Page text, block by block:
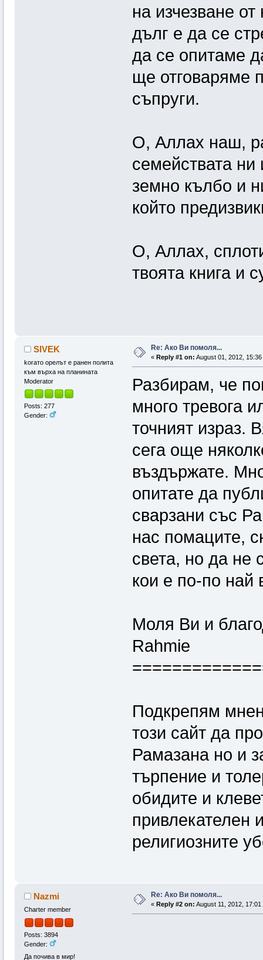
на изчезване
дълг е да се
да се опитаме
ще отговаряме
съпруги.
О, Аллах наш,
семействата
земно кълбо и
който
О, Аллах,
твоята книга и
SIVEK
koгато орелът е ранен полита
към върха на планината
Moderator
Posts: 277
Gender:
Re: Ако Ви помоля...
« Reply #1 on: August 01, 2012, 15:36
Разбирам, че
много тревога
точният израз.
сега още
въздържате.
опитате да
сварзани със
нас помаците,
света, но да не
кои е по-по
Моля Ви и
Rahmie
Подкрепям
този сайт да
Рамазана но и
търпение и
обидите и
привлекателен
религиозните
Nazmi
Charter member
Posts: 3894
Gender:
Да почива в мир!
Re: Ако Ви помоля...
« Reply #2 on: August 11, 2012, 17:01